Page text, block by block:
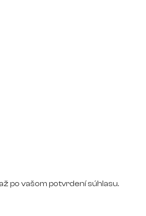
po vašom potvrdení súhlasu.